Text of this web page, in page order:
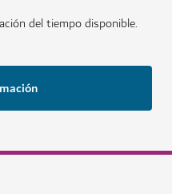
del tiempo disponible.